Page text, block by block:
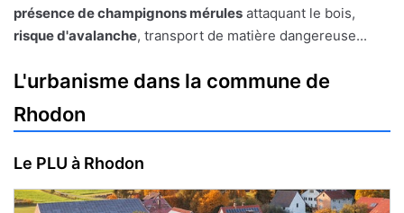
présence de champignons mérules attaquant le bois,
risque d'avalanche, transport de matière dangereuse...
L'urbanisme dans la commune de
Rhodon
Le PLU à Rhodon